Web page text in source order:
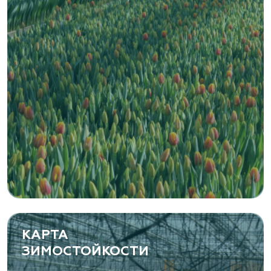
Zaxriddin Flower Plantation, питомник
Ташкентская область, Зангиатинский р-н, ул.
Канимаева, д. 9
«ЁЛЫ-ПАЛЫ», питомник декоративных
растений
Самарская область, с. Подстепки, ул.
Фермерская 14 А
(8482) 650 010
www.yoly-paly.ru
«ВЕНЕВ» питомник растений
КАРТА
ЗИМОСТОЙКОСТИ